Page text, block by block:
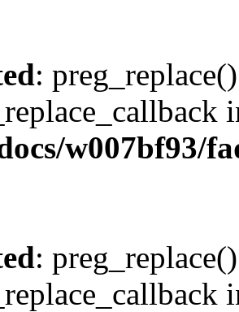
:
w007bf93/
: